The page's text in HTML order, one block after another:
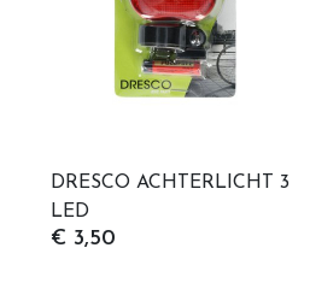
DRESCO ACHTERLICHT 3
LED
€ 3,50